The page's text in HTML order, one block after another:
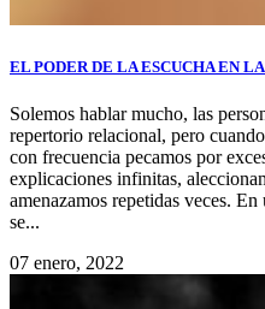
EL PODER DE LA ESCUCHA EN
Solemos hablar mucho, las
repertorio relacional, pero
con frecuencia pecamos por
explicaciones infinitas,
amenazamos repetidas veces.
se...
07 enero, 2022